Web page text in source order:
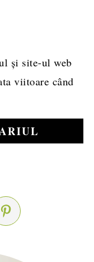
și site-ul web
viitoare când